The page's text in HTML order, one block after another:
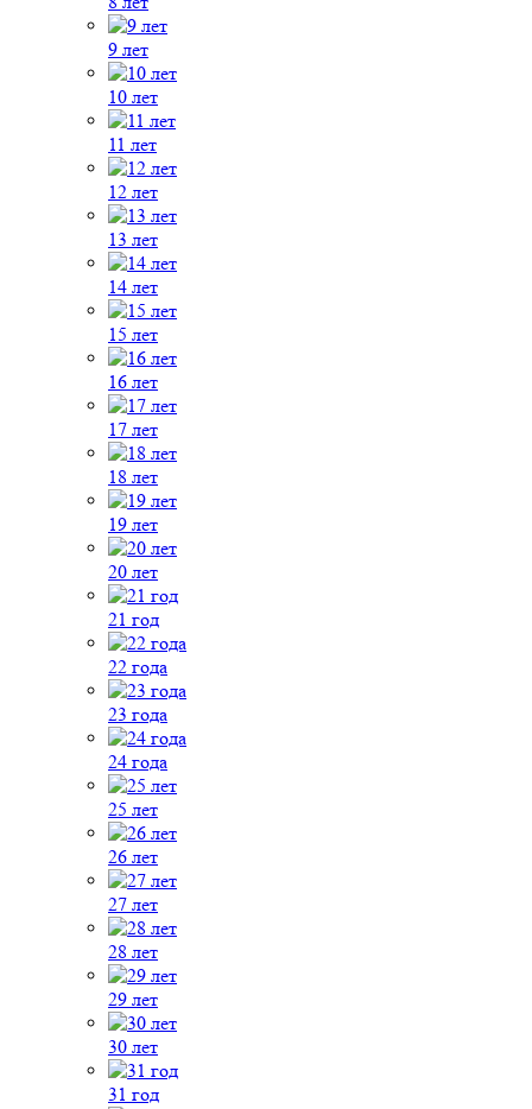
9 лет
10 лет
11 лет
12 лет
13 лет
14 лет
15 лет
16 лет
17 лет
18 лет
19 лет
20 лет
21 год
22 года
23 года
24 года
25 лет
26 лет
27 лет
28 лет
29 лет
30 лет
31 год